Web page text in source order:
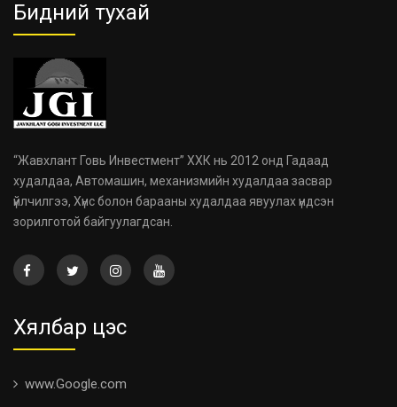
Бидний тухай
“Жавхлант Говь Инвестмент” ХХК нь 2012 онд Гадаад
худалдаа, Автомашин, механизмийн худалдаа засвар
үйлчилгээ, Хүнс болон барааны худалдаа явуулах үндсэн
зорилготой байгуулагдсан.
Хялбар цэс
www.Google.com